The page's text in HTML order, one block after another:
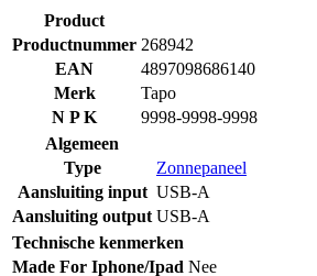
Product
Productnummer 268942
EAN
4897098686140
Merk
Tapo
N P K
9998-9998-9998
Algemeen
Type
Zonnepaneel
Aansluiting input USB-A
Aansluiting output USB-A
Technische kenmerken
Made For Iphone/Ipad Nee